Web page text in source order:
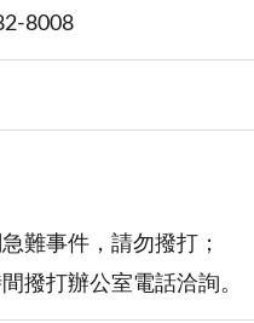
8008
難事件，請勿撥打；
撥打辦公室電話洽詢。